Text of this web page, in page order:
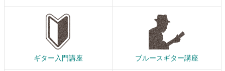
ギター入門講座 ブルースギター講座